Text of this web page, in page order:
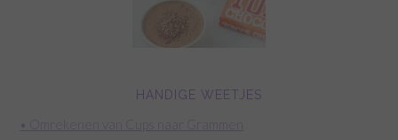
HANDIGE WEETJES
• Omrekenen van Cups naar Grammen